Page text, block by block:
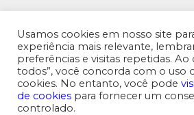
MENU SUPERIOR
Usamos cookies em nosso site
experiência mais relevante,
preferências e visitas repetidas. Ao
todos”, você concorda com o uso
cookies. No entanto, você pode
de cookies para fornecer um
controlado.